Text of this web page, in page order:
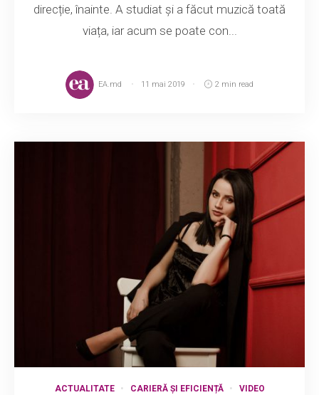
direcție, înainte. A studiat și a făcut muzică toată
viața, iar acum se poate con...
EA.md 11 mai 2019 2 min read
ACTUALITATE CARIERĂ ȘI EFICIENȚĂ VIDEO